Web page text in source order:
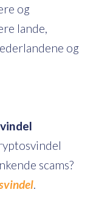
og
lande,
og
scams?
.